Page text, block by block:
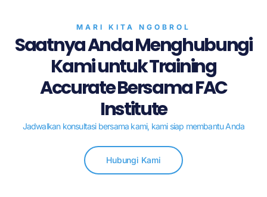
MARI KITA NGOBROL
Saatnya Anda Menghubungi
Kami untuk Training
Accurate Bersama FAC
Institute
Jadwalkan konsultasi bersama kami, kami siap membantu Anda
Hubungi Kami